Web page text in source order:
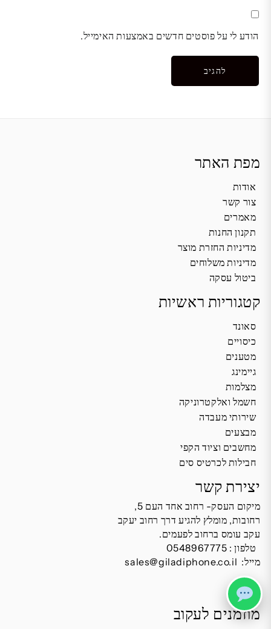
הודע לי על פוסטים חדשים באמצעות האימייל.
מפת האתר
אודות
צור קשר
מאמרים
תקנון החנות
מדיניות החזרת מוצר
מדיניות משלוחים
ביטול עסקה
קטגוריות ראשיות
סאונד
כיסויים
מטענים
גיימינג
מצלמות
חשמל ואלקטרוניקה
שירותי מעבדה
מבצעים
מחשבים וציוד הקפי
חבילות לכרטיס סים
יצירת קשר
מיקום העסק- רחוב אחד העם 5,
רחובות, מומלץ להגיע דרך רחוב יעקב
עקב עומס ברחוב לפעמים.
טלפון : 0548967775
מייל: sales@giladiphone.co.il
מוזמנים לעקוב